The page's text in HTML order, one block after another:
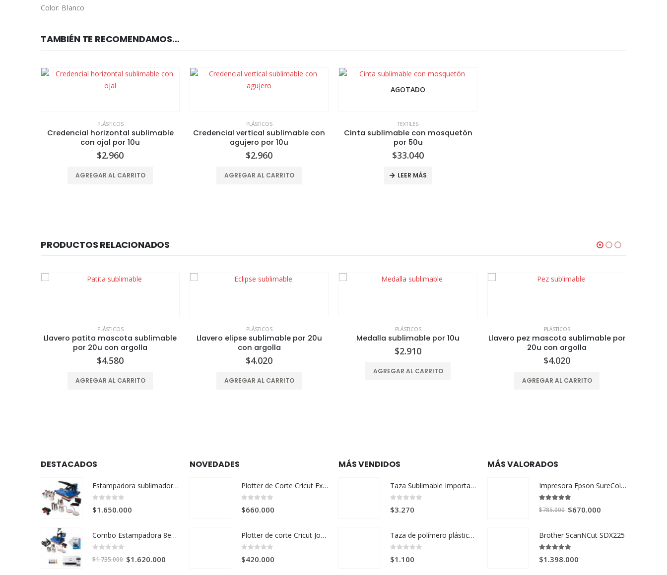
Color: Blanco
TAMBIÉN TE RECOMENDAMOS…
PLÁSTICOS
Credencial horizontal sublimable
con ojal por 10u
$2.960
AGREGAR AL CARRITO
PLÁSTICOS
Credencial vertical sublimable con
agujero por 10u
$2.960
AGREGAR AL CARRITO
AGOTADO
TEXTILES
Cinta sublimable con mosquetón
por 50u
$33.040
LEER MÁS
PRODUCTOS RELACIONADOS
PLÁSTICOS
Llavero patita mascota sublimable
por 20u con argolla
$4.580
AGREGAR AL CARRITO
PLÁSTICOS
Llavero elipse sublimable por 20u
con argolla
$4.020
AGREGAR AL CARRITO
PLÁSTICOS
Medalla sublimable por 10u
$2.910
AGREGAR AL CARRITO
PLÁSTICOS
Llavero pez mascota sublimable por
20u con argolla
$4.020
AGREGAR AL CARRITO
DESTACADOS
Estampadora sublimadora 12en1 de 40x60
$1.650.000
Combo Estampadora 8en1 de 38x38 + impresora de sublimación Epson SureColor F170
$1.735.000 El
$1.620.000
NOVEDADES
Plotter de Corte Cricut Explore 5 Cream + Kit Esencial
$660.000
Plotter de corte Cricut Joy 2 + Kit Deluxe – Verde
$420.000
MÁS VENDIDOS
Taza Sublimable Importada AAA (chinas premium)
$3.270
Taza de polímero plástico sublimable Polymer
$1.100
MÁS VALORADOS
Impresora Epson SureColor F170 para sublimación
$785.000 El
original
era:
$785.000.
$670.000
actual
Brother ScanNCut SDX225
$1.398.000